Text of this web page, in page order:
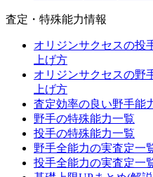
査定・特殊能力情報
オリジンサクセスの投
上げ方
オリジンサクセスの野
上げ方
査定効率の良い野手能
野手の特殊能力一覧
投手の特殊能力一覧
野手全能力の実査定一
投手全能力の実査定一